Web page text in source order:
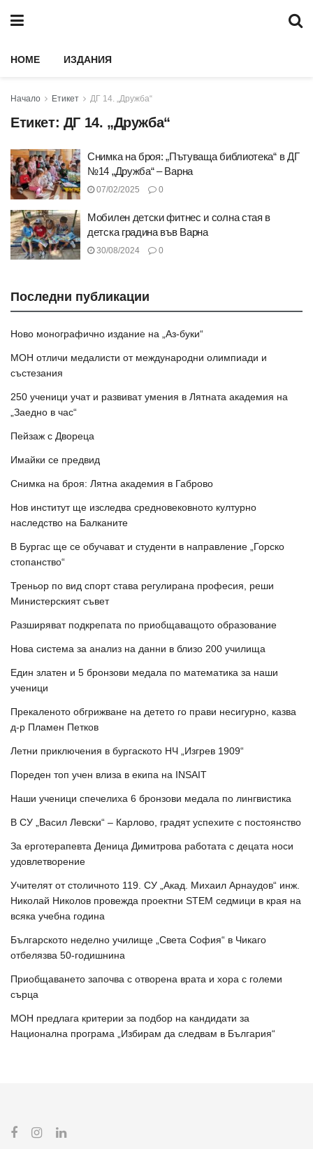
HOME ИЗДАНИЯ
Начало Етикет ДГ 14. „Дружба“
Етикет: ДГ 14. „Дружба“
Снимка на броя: „Пътуваща библиотека“ в ДГ
№14 „Дружба“ – Варна
07/02/2025 0
Мобилен детски фитнес и солна стая в
детска градина във Варна
30/08/2024 0
Последни публикации
Ново монографично издание на „Аз-буки“
МОН отличи медалисти от международни олимпиади и
състезания
250 ученици учат и развиват умения в Лятната академия на
„Заедно в час“
Пейзаж с Двореца
Имайки се предвид
Снимка на броя: Лятна академия в Габрово
Нов институт ще изследва средновековното културно
наследство на Балканите
В Бургас ще се обучават и студенти в направление „Горско
стопанство“
Треньор по вид спорт става регулирана професия, реши
Министерският съвет
Разширяват подкрепата по приобщаващото образование
Нова система за анализ на данни в близо 200 училища
Един златен и 5 бронзови медала по математика за наши
ученици
Прекаленото обгрижване на детето го прави несигурно, казва
д-р Пламен Петков
Летни приключения в бургаското НЧ „Изгрев 1909“
Пореден топ учен влиза в екипа на INSAIT
Наши ученици спечелиха 6 бронзови медала по лингвистика
В СУ „Васил Левски“ – Карлово, градят успехите с постоянство
За ерготерапевта Деница Димитрова работата с децата носи
удовлетворение
Учителят от столичното 119. СУ „Акад. Михаил Арнаудов“ инж.
Николай Николов провежда проектни STEM седмици в края на
всяка учебна година
Българското неделно училище „Света София“ в Чикаго
отбелязва 50-годишнина
Приобщаването започва с отворена врата и хора с големи
сърца
МОН предлага критерии за подбор на кандидати за
Национална програма „Избирам да следвам в България“